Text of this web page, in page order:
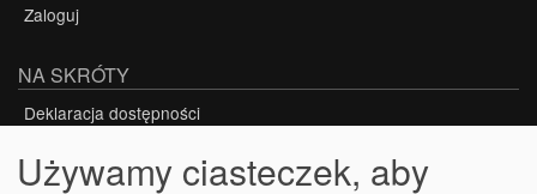
Zaloguj
NA SKRÓTY
Deklaracja dostępności
Używamy ciasteczek, aby